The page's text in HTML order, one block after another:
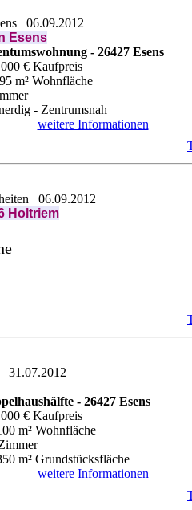
06.09.2012
Esens
- 26427 Esens
€ Kaufpreis
m² Wohnfläche
- Zentrumsnah
weitere Informationen
06.09.2012
Holtriem
31.07.2012
- 26427 Esens
€ Kaufpreis
m² Wohnfläche
m² Grundstücksfläche
weitere Informationen